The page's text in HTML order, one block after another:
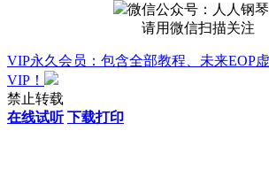
微信公众号：人人钢
请用微信扫描关注
VIP永久会员：包含全部教程、未来EOP
VIP！
禁止转载
在线试听 下载打印